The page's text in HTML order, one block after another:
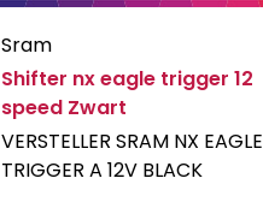
Sram
Shifter nx eagle trigger 12
speed Zwart
VERSTELLER SRAM NX EAGLE
TRIGGER A 12V BLACK